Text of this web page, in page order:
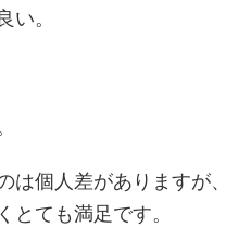
。
個人差がありますが、
ても満足です。